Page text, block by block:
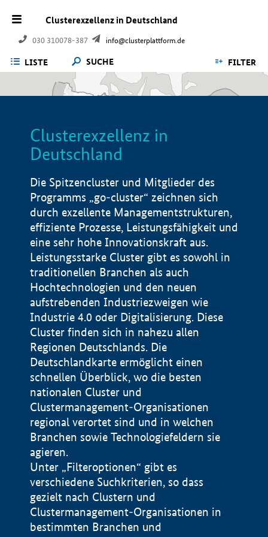
Clusterexzellenz in Deutschland
030 310078-387 info@clusterplattform.de
LISTE SUCHE FILTER
Clusterexzellenz in
Deutschland
Die Spitzencluster und Mitglieder des
Programms „go-cluster“ zeichnen sich
durch exzellente Managementstrukturen,
effiziente Prozesse, Leistungsfähigkeit und
eine sehr hohe Innovationskraft aus.
Leistungsstarke Cluster gibt es sowohl in
traditionellen Branchen als auch
Hochtechnologien und den neuen
aufstrebenden Industriezweigen wie
Industrie 4.0 oder Digitalisierung. Diese
Cluster finden sich in nahezu allen
Regionen Deutschlands. Die
Deutschlandkarte ermöglicht einen
schnellen Überblick, wo die besten
nationalen Cluster und
Clustermanagement-Organisationen
regional verortet sind und in welchen
Branchen sowie Technologiefeldern sie
agieren.
Unter „Filteroptionen“ gibt es
verschiedene Suchkriterien, so dass
gezielt nach Clustern und
Clustermanagement-Organisationen in
bestimmten Branchen und
Impressum
Datenschutzerklärung
BMWE, 2026 ©
100 km © Geobasis-DE / BKG 2015